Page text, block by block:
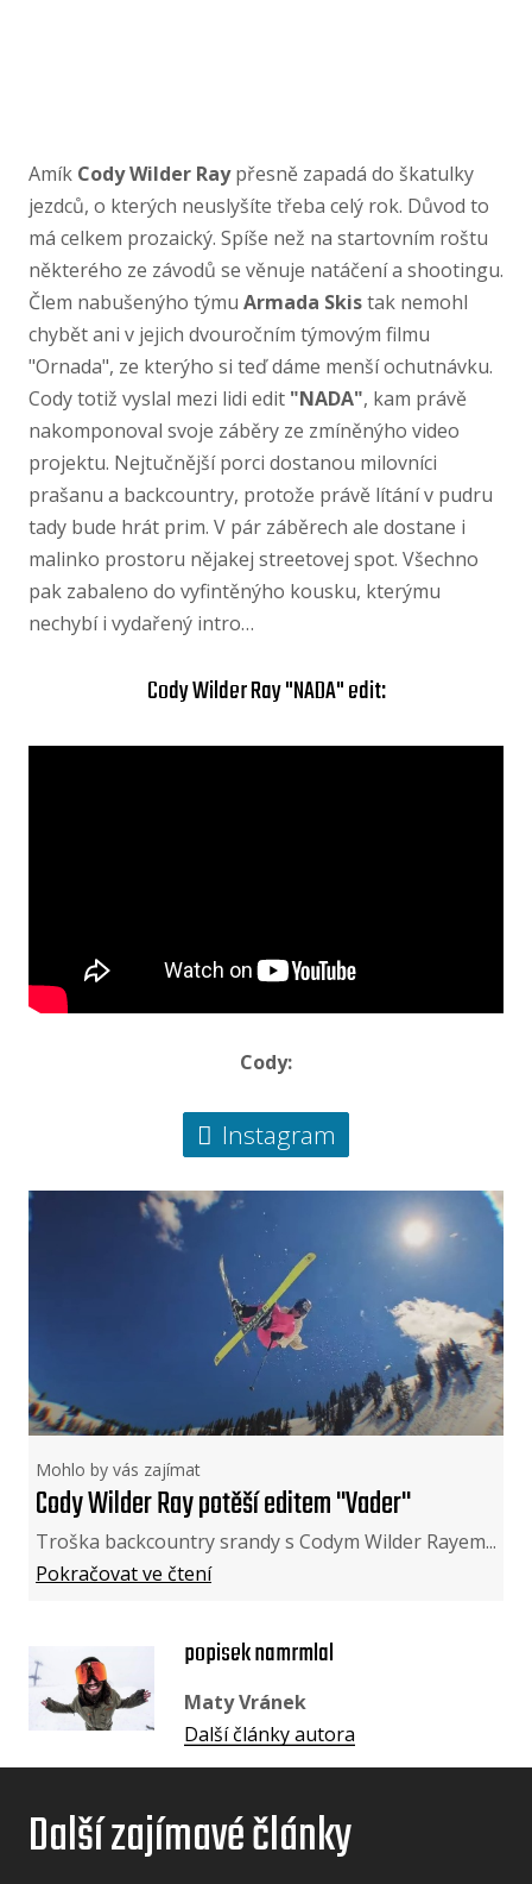
Amík Cody Wilder Raypřesně zapadá do škatulky
jezdců, o kterých neuslyšíte třeba celý rok. Důvod to
má celkem prozaický. Spíše než na startovním roštu
některého ze závodů se věnuje natáčení a shootingu.
Člem nabušenýho týmu Armada Skistak nemohl
chybět ani v jejich dvouročním týmovým filmu
"Ornada", ze kterýho si teď dáme menší ochutnávku.
Cody totiž vyslal mezi lidi edit "NADA", kam právě
nakomponoval svoje záběry ze zmíněnýho video
projektu. Nejtučnější porci dostanou milovníci
prašanu a backcountry, protože právě lítání v pudru
tady bude hrát prim. V pár záběrech ale dostane i
malinko prostoru nějakej streetovej spot. Všechno
pak zabaleno do vyfintěnýho kousku, kterýmu
nechybí i vydařený intro…
Cody Wilder Ray "NADA" edit:
Cody:
Instagram
Mohlo by vás zajímat
Cody Wilder Ray potěší editem "Vader"
Troška backcountry srandy s Codym Wilder Rayem...
Pokračovat ve čtení
popisek namrmlal
Maty Vránek
Další články autora
Další zajímavé články